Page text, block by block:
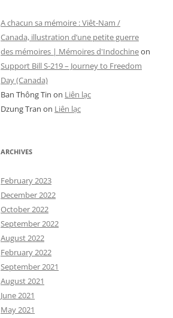
A chacun sa mémoire : Viêt-Nam /
Canada, illustration d’une petite guerre
des mémoires | Mémoires d'Indochineon
Support Bill S-219 – Journey to Freedom
Day (Canada)
Ban Thông Tin on Liên lạc
Dzung Tran on Liên lạc
ARCHIVES
February 2023
December 2022
October 2022
September 2022
August 2022
February 2022
September 2021
August 2021
June 2021
May 2021